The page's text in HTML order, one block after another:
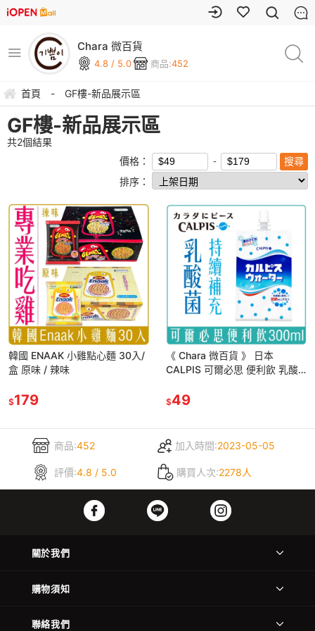
Chara 微百貨
4.8 / 5.0 商品:452
首頁 - GF樓-新品展示區
GF樓-新品展示區
共2個結果
價格：
排序：
韓國 ENAAK 小雞點心麵 30入/
盒 原味 / 辣味
$179
《 Chara 微百貨 》 日本
CALPIS 可爾必思 便利飲 乳酸
可爾必思
$49
商品:452 加入時間:2023-05-05
評價:4.8 / 5.0 購買人次:2278人
關於我們
購物須知
聯絡我們